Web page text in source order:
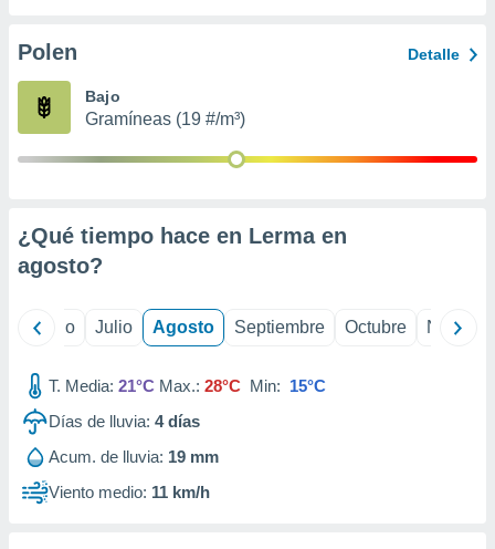
e
mediante
publicidad
publicidad
de
Polen Detalle
Bajo
Gramíneas (19 #/m³)
¿Qué tiempo hace en Lerma en
agosto?
Junio Julio Agosto Septiembre Octubre
T. Media: 21°C Max.: 28°C Min: 15°C
Días de lluvia: 4días
Acum. de lluvia: 19 mm
Viento medio: 11 km/h